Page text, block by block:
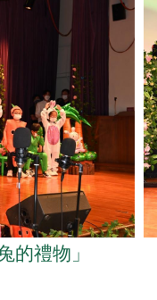
的禮物」